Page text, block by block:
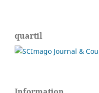
quartil